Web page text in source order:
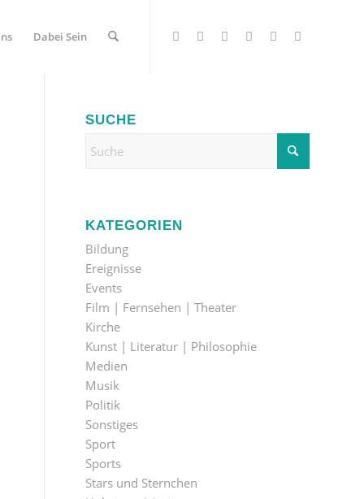
Dabei Sein
SUCHE
KATEGORIEN
Bildung
Ereignisse
Events
Film | Fernsehen | Theater
Kirche
Kunst | Literatur | Philosophie
Medien
Musik
Politik
Sonstiges
Sport
Sports
Stars und Sternchen